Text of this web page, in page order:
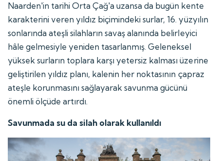
Naarden'in tarihi Orta Çağ'a uzansa da bugün kente
karakterini veren yıldız biçimindeki surlar, 16. yüzyılın
sonlarında ateşli silahların savaş alanında belirleyici
hâle gelmesiyle yeniden tasarlanmış. Geleneksel
yüksek surların toplara karşı yetersiz kalması üzerine
geliştirilen yıldız planı, kalenin her noktasının çapraz
ateşle korunmasını sağlayarak savunma gücünü
önemli ölçüde artırdı.
Savunmada su da silah olarak kullanıldı